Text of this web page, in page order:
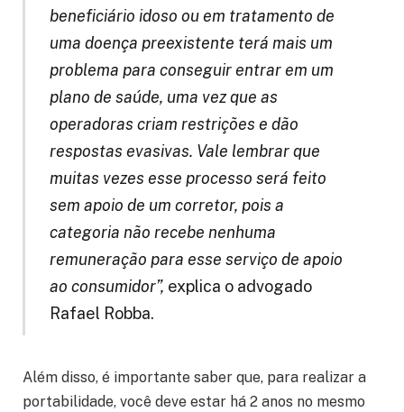
beneficiário idoso ou em tratamento de
uma doença preexistente terá mais um
problema para conseguir entrar em um
plano de saúde, uma vez que as
operadoras criam restrições e dão
respostas evasivas. Vale lembrar que
muitas vezes esse processo será feito
sem apoio de um corretor, pois a
categoria não recebe nenhuma
remuneração para esse serviço de apoio
ao consumidor”, explica o advogado
Rafael Robba.
Além disso, é importante saber que, para realizar a
portabilidade, você deve estar há 2 anos no mesmo